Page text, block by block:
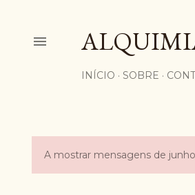
INÍCIO SOBRE
MA mostrar mensagens de